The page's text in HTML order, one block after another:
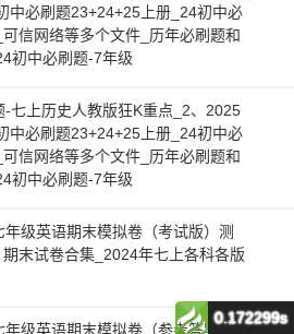
中必刷题23+24+25上册_24初中必
信网络等多个文件_历年必刷题和
初中必刷题-7年级
-七上历史人教版狂K重点_2、2025
中必刷题23+24+25上册_24初中必
信网络等多个文件_历年必刷题和
初中必刷题-7年级
年级英语期末模拟卷（考试版）测
末试卷合集_2024年七上各科各版
年级英语期末模拟卷（参考答案）
0.172299s